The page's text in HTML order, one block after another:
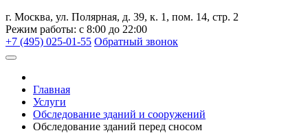
г. Москва, ул. Полярная, д. 39, к. 1, пом. 14, стр. 2
Режим работы: с 8:00 до 22:00
+7 (495) 025-01-55 Обратный звонок
Главная
Услуги
Обследование зданий и сооружений
Обследование зданий перед сносом